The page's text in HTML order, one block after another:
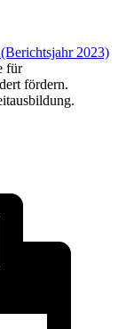
2023)
für
fördern.